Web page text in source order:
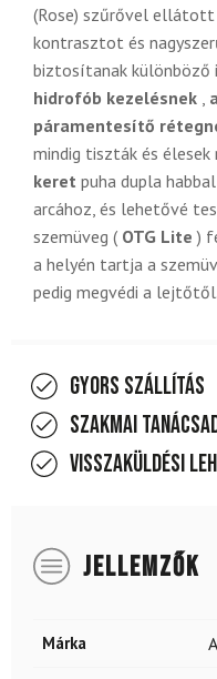
(Rose) szűrővel ellátott
kontrasztot és
biztosítanak különböző
hidrofób kezelésnek ,
páramentesítő
mindig tiszták és élesek
keret puha dupla
arcához, és lehetővé
szemüveg ( OTG Lite )
a helyén tartja a
pedig megvédi a lejtőtől.
Gyors szállítás
Szakmai
Visszaküldési
JELLEMZŐK
Márka